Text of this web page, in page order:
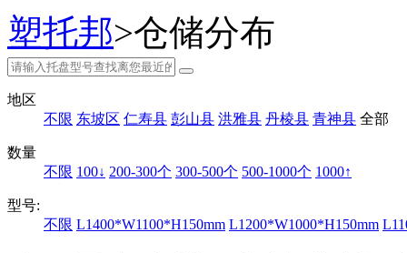
塑托邦>仓储分布
地区
不限 东坡区 仁寿县 彭山县 洪雅县 丹棱县 青神县 全部
数量
不限 100↓ 200-300个 300-500个 500-1000个 1000↑
型号:
不限 L1400*W1100*H150mm L1200*W1000*H150mm